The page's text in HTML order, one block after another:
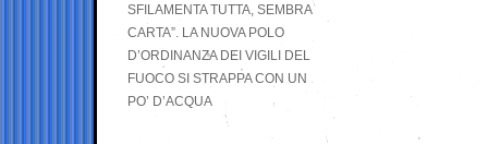
SFILAMENTA TUTTA, SEMBRA
CARTA”. LA NUOVA POLO
D’ORDINANZA DEI VIGILI DEL
FUOCO SI STRAPPA CON UN
PO’ D’ACQUA